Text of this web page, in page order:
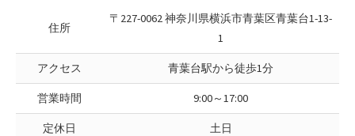
住所
〒227-0062 神奈川県横浜市青葉区青葉台1-13-
1
アクセス 青葉台駅から徒歩1分
営業時間 9:00～17:00
定休日 土日